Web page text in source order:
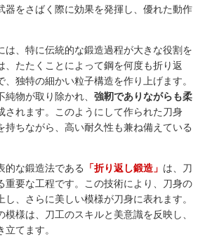
器をさばく際に効果を発揮し、優れた動作
は、特に伝統的な鍛造過程が大きな役割を
、たたくことによって鋼を何度も折り返
、独特の細かい粒子構造を作り上げます。
物が取り除かれ、 強靭でありながらも柔
されます。このようにして作られた刀身
持ちながら、高い耐久性も兼ね備えている
的な鍛造法である 「折り返し鍛造」 は、刀
重要な工程です。この技術により、刀身の
し、さらに美しい模様が刀身に表れます。
模様は、刀工のスキルと美意識を反映し、
てます。